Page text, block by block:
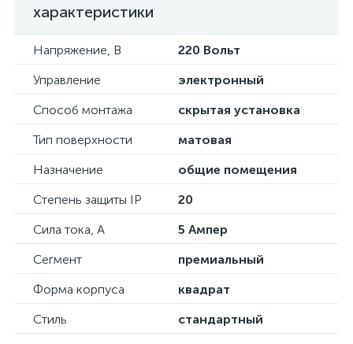
характеристики
Напряжение, В
220 Вольт
Управление
электронный
Способ монтажа
скрытая установка
Тип поверхности
матовая
Назначение
общие помещения
Степень защиты IP
20
Сила тока, А
5 Ампер
Сегмент
премиальный
Форма корпуса
квадрат
Стиль
стандартный